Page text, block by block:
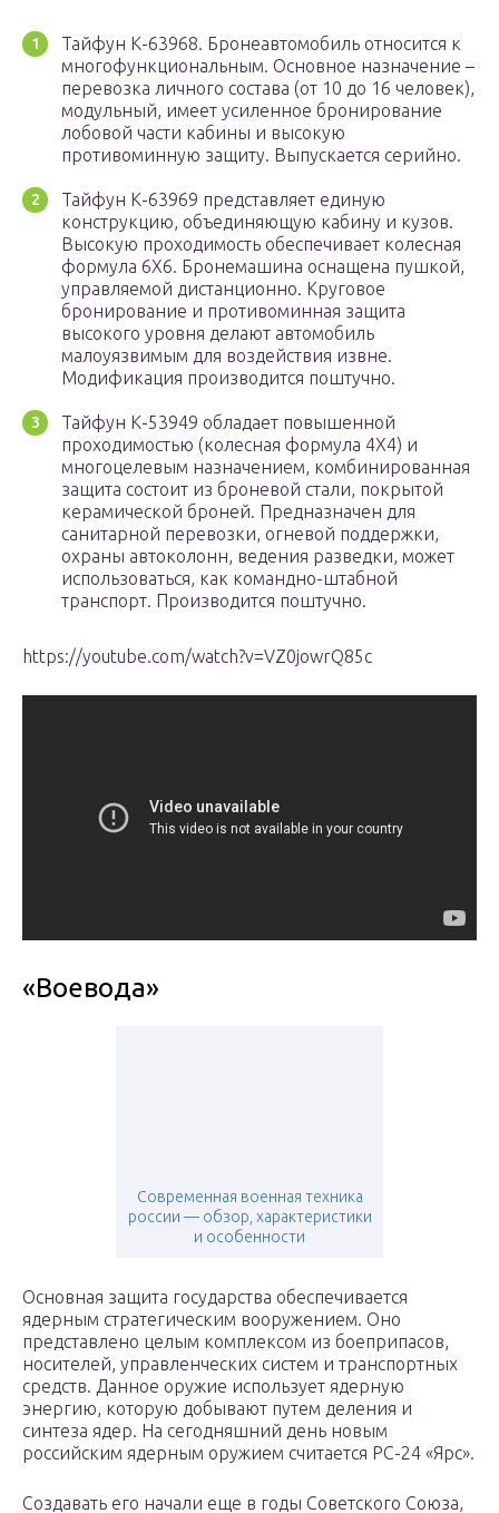
Тайфун К-63968. Бронеавтомобиль относится к
многофункциональным. Основное назначение –
перевозка личного состава (от 10 до 16 человек),
модульный, имеет усиленное бронирование
лобовой части кабины и высокую
противоминную защиту. Выпускается серийно.
Тайфун К-63969 представляет единую
конструкцию, объединяющую кабину и кузов.
Высокую проходимость обеспечивает колесная
формула 6Х6. Бронемашина оснащена пушкой,
управляемой дистанционно. Круговое
бронирование и противоминная защита
высокого уровня делают автомобиль
малоуязвимым для воздействия извне.
Модификация производится поштучно.
Тайфун К-53949 обладает повышенной
проходимостью (колесная формула 4Х4) и
многоцелевым назначением, комбинированная
защита состоит из броневой стали, покрытой
керамической броней. Предназначен для
санитарной перевозки, огневой поддержки,
охраны автоколонн, ведения разведки, может
использоваться, как командно-штабной
транспорт. Производится поштучно.
https://youtube.com/watch?v=VZ0jowrQ85c
«Воевода»
Современная военная техника
россии — обзор, характеристики
и особенности
Основная защита государства обеспечивается
ядерным стратегическим вооружением. Оно
представлено целым комплексом из боеприпасов,
носителей, управленческих систем и транспортных
средств. Данное оружие использует ядерную
энергию, которую добывают путем деления и
синтеза ядер. На сегодняшний день новым
российским ядерным оружием считается РС-24 «Ярс».
Создавать его начали еще в годы Советского Союза,